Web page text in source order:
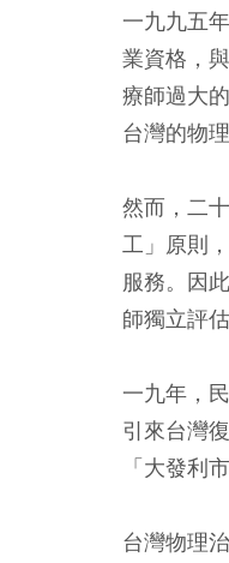
一九九五
業資格，
療師過大
台灣的物
然而，二
工」原則
服務。因
師獨立評
一九年，
引來台灣
「大發利
台灣物理